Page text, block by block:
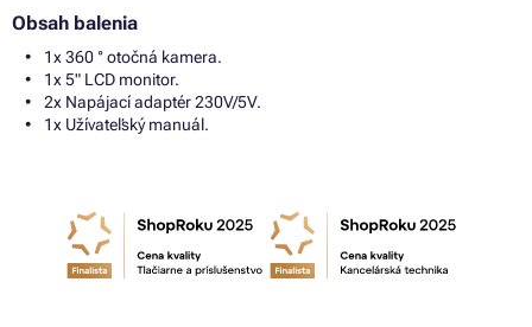
Obsah balenia
1x 360 ° otočná kamera.
1x 5" LCD monitor.
2x Napájací adaptér 230V/5V.
1x Užívateľský manuál.